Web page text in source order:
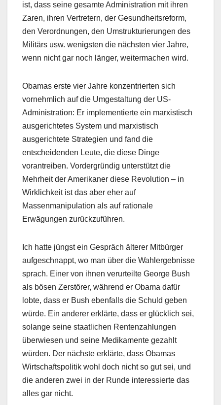
ist, dass seine gesamte Administration mit ihren
Zaren, ihren Vertretern, der Gesundheitsreform,
den Verordnungen, den Umstrukturierungen des
Militärs usw. wenigsten die nächsten vier Jahre,
wenn nicht gar noch länger, weitermachen wird.
Obamas erste vier Jahre konzentrierten sich
vornehmlich auf die Umgestaltung der US-
Administration: Er implementierte ein marxistisch
ausgerichtetes System und marxistisch
ausgerichtete Strategien und fand die
entscheidenden Leute, die diese Dinge
vorantreiben. Vordergründig unterstützt die
Mehrheit der Amerikaner diese Revolution – in
Wirklichkeit ist das aber eher auf
Massenmanipulation als auf rationale
Erwägungen zurückzuführen.
Ich hatte jüngst ein Gespräch älterer Mitbürger
aufgeschnappt, wo man über die Wahlergebnisse
sprach. Einer von ihnen verurteilte George Bush
als bösen Zerstörer, während er Obama dafür
lobte, dass er Bush ebenfalls die Schuld geben
würde. Ein anderer erklärte, dass er glücklich sei,
solange seine staatlichen Rentenzahlungen
überwiesen und seine Medikamente gezahlt
würden. Der nächste erklärte, dass Obamas
Wirtschaftspolitik wohl doch nicht so gut sei, und
die anderen zwei in der Runde interessierte das
alles gar nicht.